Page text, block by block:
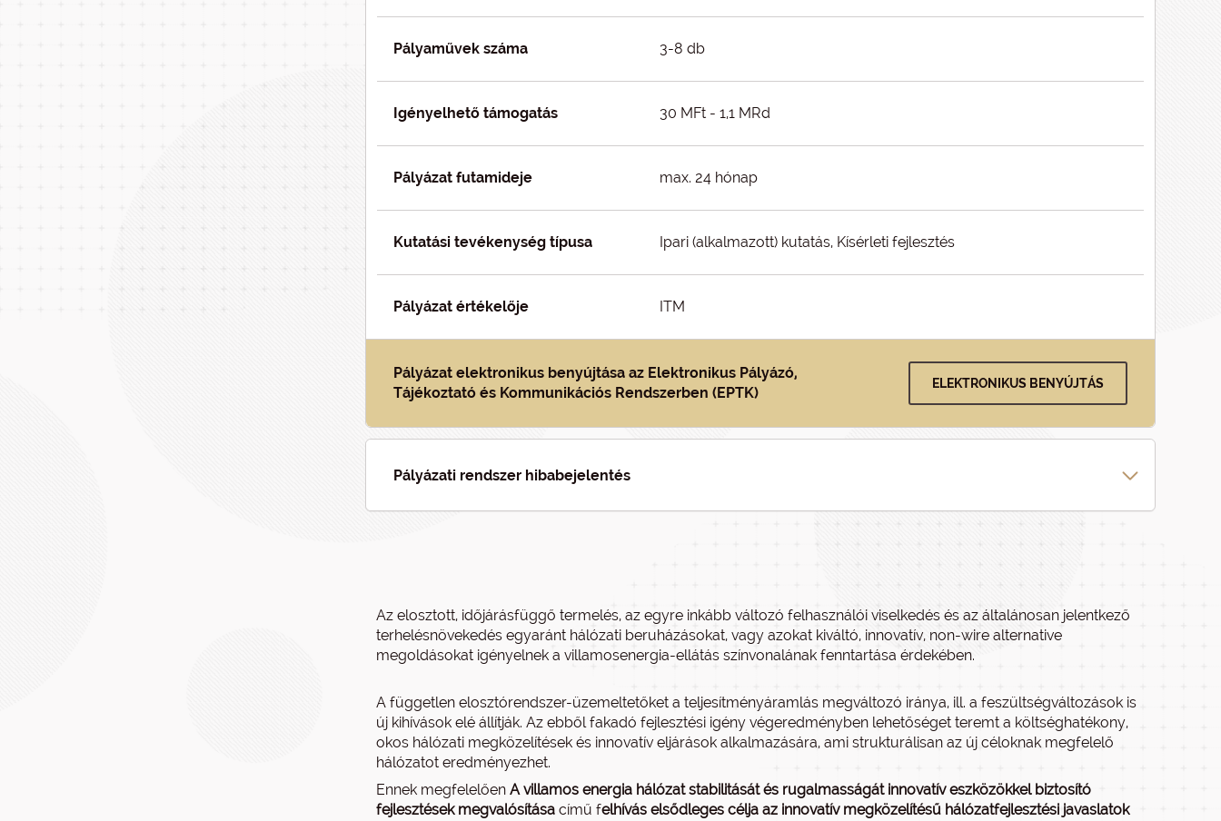
Pályaművek száma 3-8 db
Igényelhető támogatás 30 MFt - 1,1 MRd
Pályázat futamideje max. 24 hónap
Kutatási tevékenység típusa Ipari (alkalmazott) kutatás, Kísérleti fejlesztés
Pályázat értékelője ITM
Pályázat elektronikus benyújtása az Elektronikus Pályázó,
Tájékoztató és Kommunikációs Rendszerben (EPTK)
ELEKTRONIKUS BENYÚJTÁS
Pályázati rendszer hibabejelentés
Az elosztott, időjárásfüggő termelés, az egyre inkább változó felhasználói viselkedés és az általánosan jelentkező
terhelésnövekedés egyaránt hálózati beruházásokat, vagy azokat kiváltó, innovatív, non-wire alternative
megoldásokat igényelnek a villamosenergia-ellátás színvonalának fenntartása érdekében.
A független elosztórendszer-üzemeltetőket a teljesítményáramlás megváltozó iránya, ill. a feszültségváltozások is
új kihívások elé állítják. Az ebből fakadó fejlesztési igény végeredményben lehetőséget teremt a költséghatékony,
okos hálózati megközelítések és innovatív eljárások alkalmazására, ami strukturálisan az új céloknak megfelelő
hálózatot eredményezhet.
Ennek megfelelően A villamos energia hálózat stabilitását és rugalmasságát innovatív eszközökkel biztosító
fejlesztések megvalósítása című felhívás elsődleges célja az innovatív megközelítésű hálózatfejlesztési javaslatok